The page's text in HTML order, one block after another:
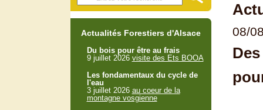
08/
Actualités Forestiers d'Alsace
Du bois pour être au frais
9 juillet 2026 visite des Ets BOOA
Les fondamentaux du cycle de
l'eau
3 juillet 2026 au coeur de la
montagne vosgienne